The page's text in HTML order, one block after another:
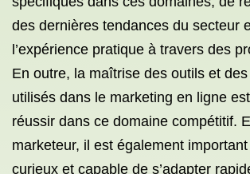
des dernières tendances du secteur
l’expérience pratique à travers des
En outre, la maîtrise des outils et
utilisés dans le marketing en ligne
réussir dans ce domaine compétitif.
marketeur, il est également important
curieux et capable de s’adapter